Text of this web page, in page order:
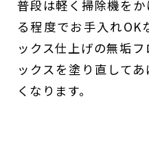
普段は軽く掃除機を
る程度でお手入れOK
ックス仕上げの無垢
ックスを塗り直して
くなります。